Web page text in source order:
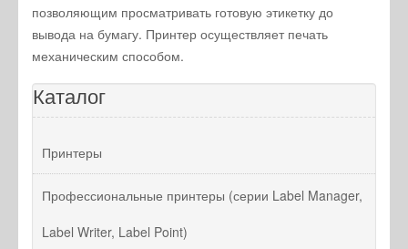
позволяющим просматривать готовую этикетку до
вывода на бумагу. Принтер осуществляет печать
механическим способом.
Каталог
Принтеры
Профессиональные принтеры (серии Label Manager,
Label Writer, Label Point)